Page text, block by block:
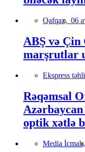
Qafqaz, 06
ABŞ və Çin
marşrutlar
Ekspress
Rəqəmsal
optik xətlə
Media İcmalı,